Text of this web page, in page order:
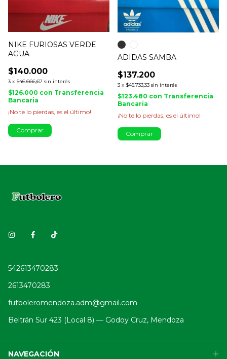
NIKE FURIOSAS VERDE
AGUA
$140.000
3 x $46.666,67 sin interés
$126.000 con Transferencia
Bancaria
¡No te lo pierdas, es el último!
Comprar
ADIDAS SAMBA
$137.200
3 x $45.733,33 sin interés
$123.480 con Transferencia
Bancaria
¡No te lo pierdas, es el último!
Comprar
542613470283
2613470283
futboleromendoza.adm@gmail.com
Beltrán Sur 423 (Local 8) — Godoy Cruz, Mendoza
NAVEGACIÓN